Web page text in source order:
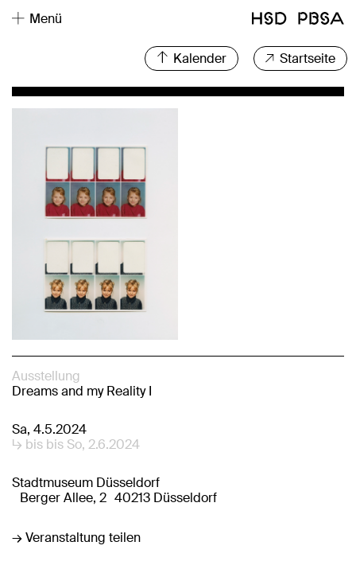
Menü
Kalender Startseite
Ausstellung
Dreams and my Reality I
Sa, 4.5.2024
↳ bis bis So, 2.6.2024
Stadtmuseum Düsseldorf
Berger Allee, 2 40213 Düsseldorf
→ Veranstaltung teilen